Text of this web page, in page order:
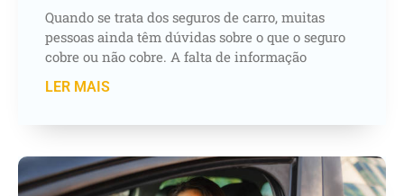
Quando se trata dos seguros de carro, muitas
pessoas ainda têm dúvidas sobre o que o seguro
cobre ou não cobre. A falta de informação
LER MAIS